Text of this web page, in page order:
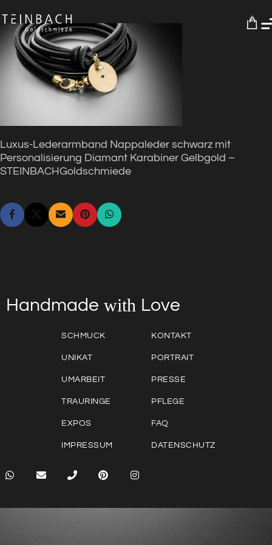
0
Luxus-Lederarmband Nappaleder schwarz mit
Personalisierung Diamant Karabiner Gelbgold –
STEINBACHGoldschmiede
Handmade with Love
SCHMUCK
UNIKAT
UMARBEIT
TRAURINGE
EXPOS
IMPRESSUM
KONTAKT
PORTRAIT
PRESSE
PFLEGE
FAQ
DATENSCHUTZ